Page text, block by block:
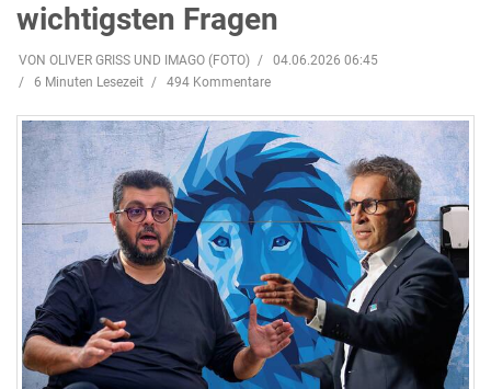
wichtigsten Fragen
VON OLIVER GRISS UND IMAGO (FOTO)
04.06.2026 06:45
6 Minuten Lesezeit
494 Kommentare